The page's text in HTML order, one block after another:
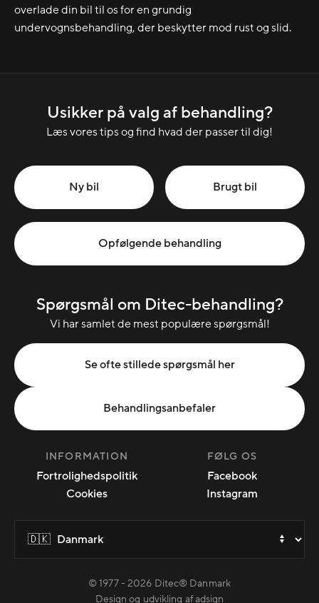
overlade din bil til os for en grundig
undervognsbehandling, der beskytter mod rust og slid.
Usikker på valg af behandling?
Læs vores tips og find hvad der passer til dig!
Ny bil Brugt bil
Opfølgende behandling
Spørgsmål om Ditec-behandling?
Vi har samlet de mest populære spørgsmål!
Se ofte stillede spørgsmål her
Behandlingsanbefaler
INFORMATION
Fortrolighedspolitik
Cookies
FØLG OS
Facebook
Instagram
© 1977 - 2026 Ditec® Danmark
Design og udvikling af adsign